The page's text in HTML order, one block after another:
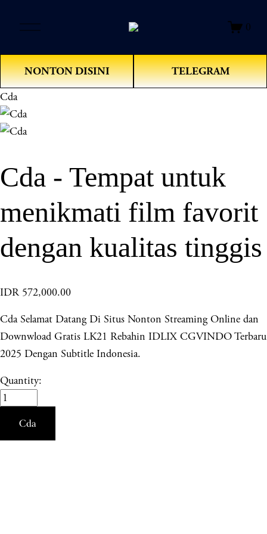
e
n
M
e
0
NONTON DISINI TELEGRAM
Cda
Cda - Tempat untuk
menikmati film favorit
dengan kualitas tinggis
IDR 572,000.00
Cda Selamat Datang Di Situs Nonton Streaming Online dan
Downwload Gratis LK21 Rebahin IDLIX CGVINDO Terbaru
2025 Dengan Subtitle Indonesia.
Quantity:
Cda